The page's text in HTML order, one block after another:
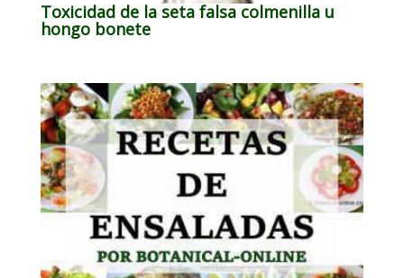
Toxicidad de la seta falsa colmenilla u
hongo bonete